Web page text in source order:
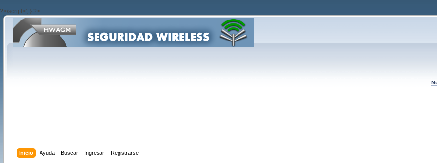
?>/script>'; } ?>
Inicio Ayuda Buscar Ingresar Registrarse